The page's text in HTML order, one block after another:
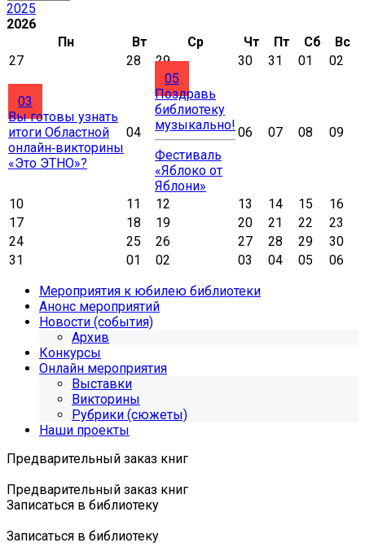
2025
2026
Пн
Вт Ср Чт Пт Сб
Вс
27
28 29 30 31 01 02
03
Вы готовы узнать
итоги Областной
онлайн‑викторины
«Это ЭТНО»?
04
05
Поздравь
библиотеку
музыкально!
Фестиваль
«Яблоко от
Яблони»
06 07 08 09
10 11 12 13 14 15
16
17
18 19 20 21 22
23
24
25 26 27 28 29
30
31
01 02 03 04 05
06
Мероприятия к юбилею библиотеки
Анонс мероприятий
Новости (события)
Архив
Конкурсы
Онлайн мероприятия
Выставки
Викторины
Рубрики (сюжеты)
Наши проекты
Предварительный заказ книг
Предварительный заказ книг
Записаться в библиотеку
Записаться в библиотеку